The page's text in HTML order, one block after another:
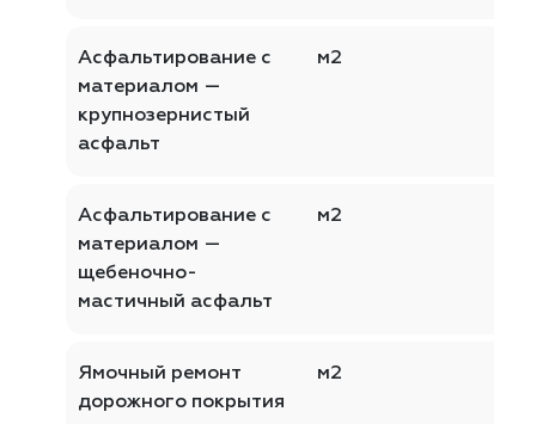
Асфальтирование с
материалом —
крупнозернистый
асфальт
м2
Асфальтирование с
материалом —
щебеночно-
мастичный асфальт
м2
Ямочный ремонт
дорожного покрытия
м2